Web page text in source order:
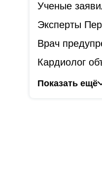
Ученые
Эксперты
Врач
Кардиолог
Показать ещё